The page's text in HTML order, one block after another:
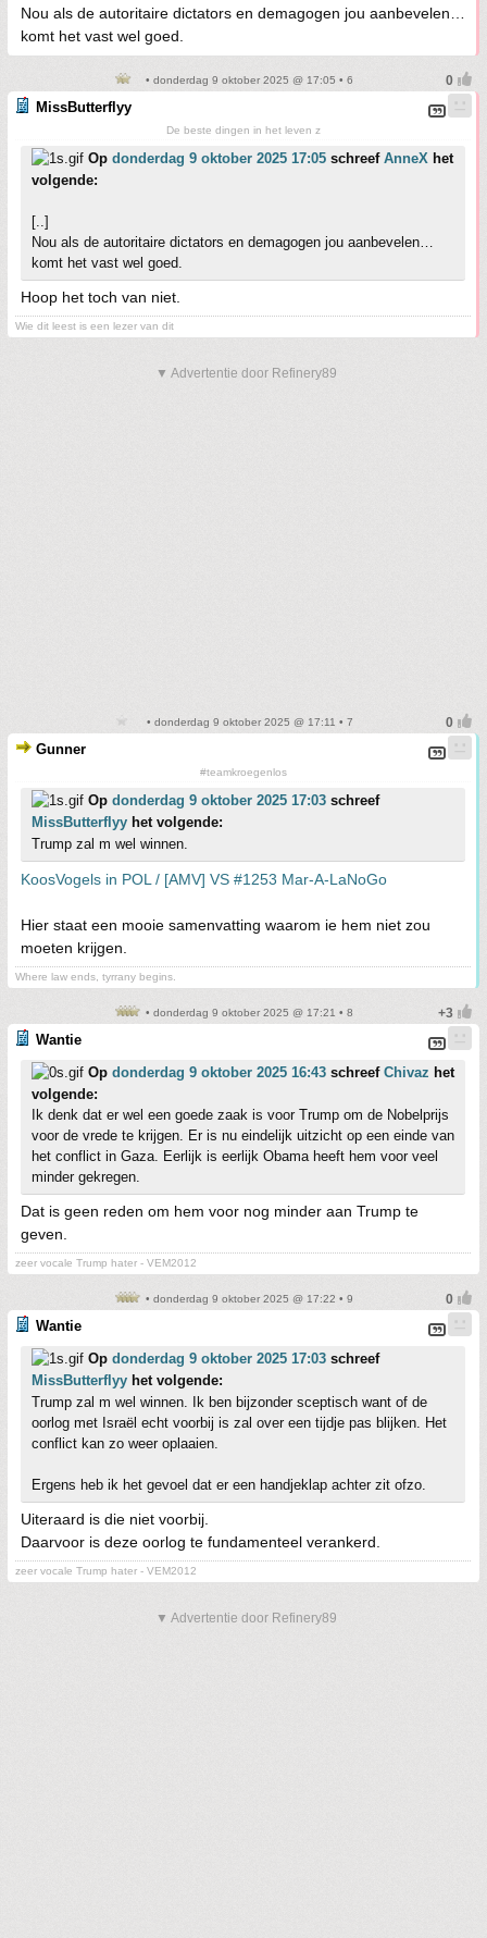
Nou als de autoritaire dictators en demagogen jou aanbevelen…
komt het vast wel goed.
• donderdag 9 oktober 2025 @ 17:05 • 6
MissButterflyy
De beste dingen in het leven z
Op donderdag 9 oktober 2025 17:05 schreef AnneX het
volgende:
[..]
Nou als de autoritaire dictators en demagogen jou aanbevelen…
komt het vast wel goed.
Hoop het toch van niet.
Wie dit leest is een lezer van dit
▼ Advertentie door Refinery89
• donderdag 9 oktober 2025 @ 17:11 • 7
Gunner
#teamkroegenlos
Op donderdag 9 oktober 2025 17:03 schreef
MissButterflyy het volgende:
Trump zal m wel winnen.
KoosVogels in POL / [AMV] VS #1253 Mar-A-LaNoGo
Hier staat een mooie samenvatting waarom ie hem niet zou
moeten krijgen.
Where law ends, tyrrany begins.
• donderdag 9 oktober 2025 @ 17:21 • 8
Wantie
Op donderdag 9 oktober 2025 16:43 schreef Chivaz het
volgende:
Ik denk dat er wel een goede zaak is voor Trump om de Nobelprijs
voor de vrede te krijgen. Er is nu eindelijk uitzicht op een einde van
het conflict in Gaza. Eerlijk is eerlijk Obama heeft hem voor veel
minder gekregen.
Dat is geen reden om hem voor nog minder aan Trump te
geven.
zeer vocale Trump hater - VEM2012
• donderdag 9 oktober 2025 @ 17:22 • 9
Wantie
Op donderdag 9 oktober 2025 17:03 schreef
MissButterflyy het volgende:
Trump zal m wel winnen. Ik ben bijzonder sceptisch want of de
oorlog met Israël echt voorbij is zal over een tijdje pas blijken. Het
conflict kan zo weer oplaaien.
Ergens heb ik het gevoel dat er een handjeklap achter zit ofzo.
Uiteraard is die niet voorbij.
Daarvoor is deze oorlog te fundamenteel verankerd.
zeer vocale Trump hater - VEM2012
▼ Advertentie door Refinery89